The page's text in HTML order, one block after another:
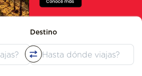
Destino